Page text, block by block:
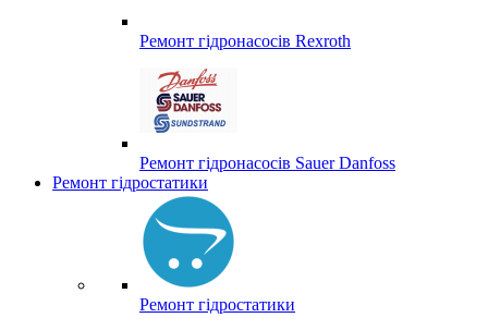
Ремонт гідронасосів Rexroth
Ремонт гідронасосів Sauer Danfoss
Ремонт гідростатики
Ремонт гідростатики